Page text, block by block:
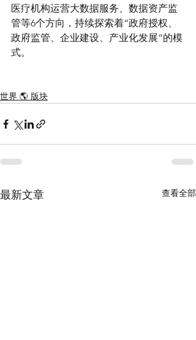
医疗机构运营大数据服务、数据资产监
管等6个方向，持续探索着“政府授权、
政府监管、企业建设、产业化发展”的模
式。
世界 🌎 版块
最新文章 查看全部